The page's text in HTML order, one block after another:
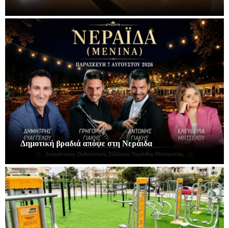
Δημοτική βραδιά απόψε στη Νεράιδα